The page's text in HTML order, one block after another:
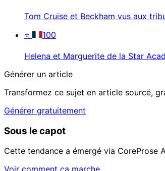
Tom Cruise et Beckham vus aux
⭐
100
Helena et Marguerite de la Star
Générer un article
Transformez ce sujet en article sourcé,
Générer gratuitement
Sous le capot
Cette tendance a émergé via CoreProse